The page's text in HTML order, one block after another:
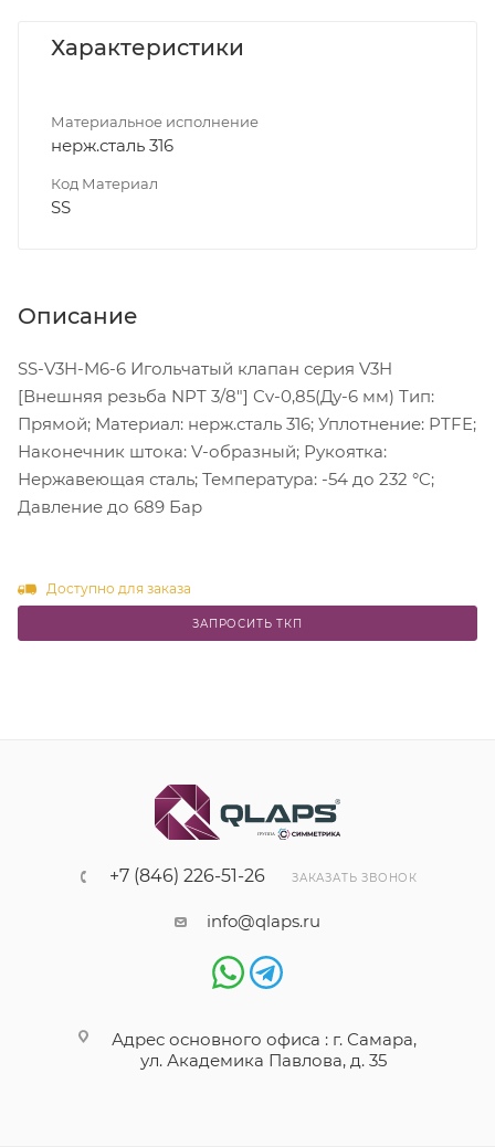
Характеристики
Материальное исполнение
нерж.сталь 316
Код Материал
SS
Описание
SS-V3H-M6-6 Игольчатый клапан серия V3H
[Внешняя резьба NPT 3/8"] Cv-0,85(Ду-6 мм) Тип:
Прямой; Материал: нерж.сталь 316; Уплотнение: PTFE;
Наконечник штока: V-образный; Рукоятка:
Нержавеющая сталь; Температура: -54 до 232 °C;
Давление до 689 Бар
Доступно для заказа
ЗАПРОСИТЬ ТКП
+7 (846) 226-51-26 ЗАКАЗАТЬ ЗВОНОК
info@qlaps.ru
Адрес основного офиса : г. Самара,
ул. Академика Павлова, д. 35